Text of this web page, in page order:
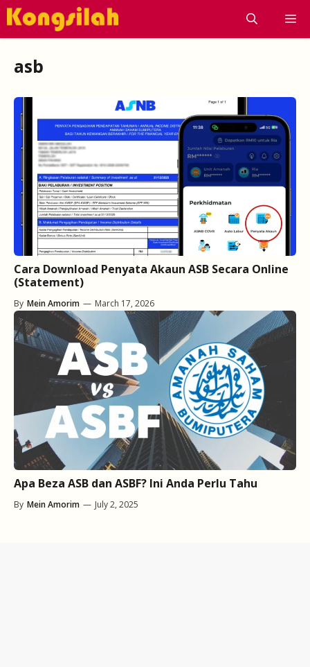
Skip
asb
Cara Download Penyata Akaun ASB Secara Online
(Statement)
By Mein Amorim — March 17, 2026
Apa Beza ASB dan ASBF? Ini Anda Perlu Tahu
By Mein Amorim — July 2, 2025